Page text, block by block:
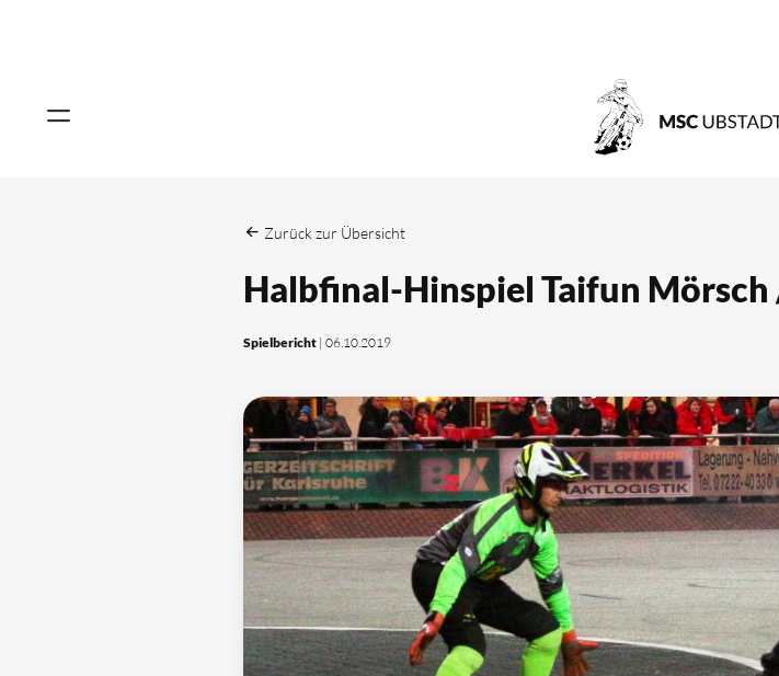
Zurück zur Übersicht
Halbfinal-Hinspiel Taifun
Spielbericht | 06.10.2019